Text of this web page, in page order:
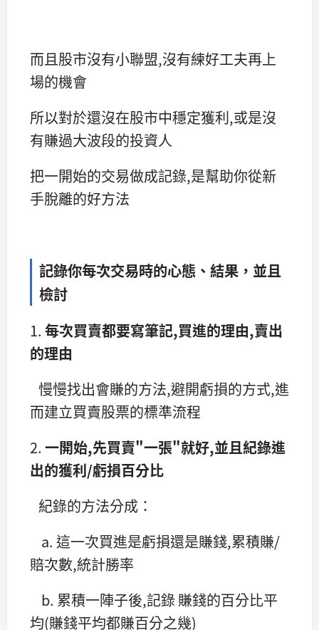
而且股市沒有小聯盟,沒有練好工夫再上
場的機會
所以對於還沒在股市中穩定獲利,或是沒
有賺過大波段的投資人
把一開始的交易做成記錄,是幫助你從新
手脫離的好方法
記錄你每次交易時的心態、結果，並且
檢討
1. 每次買賣都要寫筆記,買進的理由,賣出
的理由
慢慢找出會賺的方法,避開虧損的方式,進
而建立買賣股票的標準流程
2. 一開始,先買賣"一張"就好,並且紀錄進
出的獲利/虧損百分比
紀錄的方法分成：
a. 這一次買進是虧損還是賺錢,累積賺/
賠次數,統計勝率
b. 累積一陣子後,記錄 賺錢的百分比平
均(賺錢平均都賺百分之幾)